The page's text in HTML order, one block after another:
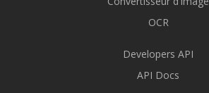
OCR
Developers API
API Docs